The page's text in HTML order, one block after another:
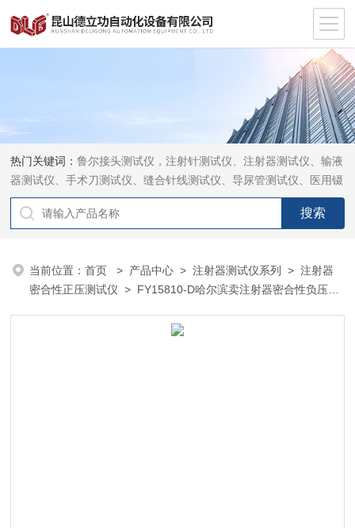
热门关键词：鲁尔接头测试仪，注射针测试仪、注射器测试仪、输液
器测试仪、手术刀测试仪、缝合针线测试仪、导尿管测试仪、医用镊
钳测试仪、导引管导丝测试仪、针灸针测试仪、留置针测试仪
当前位置：首页 > 产品中心 >注射器测试仪系列 >注射器
密合性正压测试仪 > FY15810-D哈尔滨卖注射器密合性负压测